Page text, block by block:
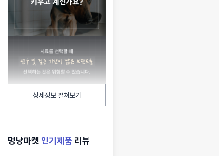
상세정보 펼쳐보기
멍냥마켓 인기제품 리뷰